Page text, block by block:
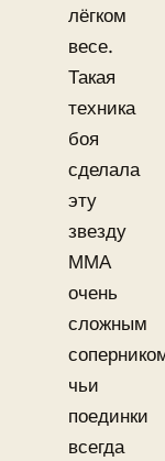
лёгком
весе.
Такая
техника
боя
сделала
эту
звезду
ММА
очень
сложным
чьи
поединки
всегда